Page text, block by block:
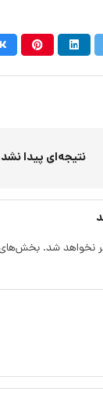
نتیجه‌ای پیدا
نخواهد شد. بخش‌های